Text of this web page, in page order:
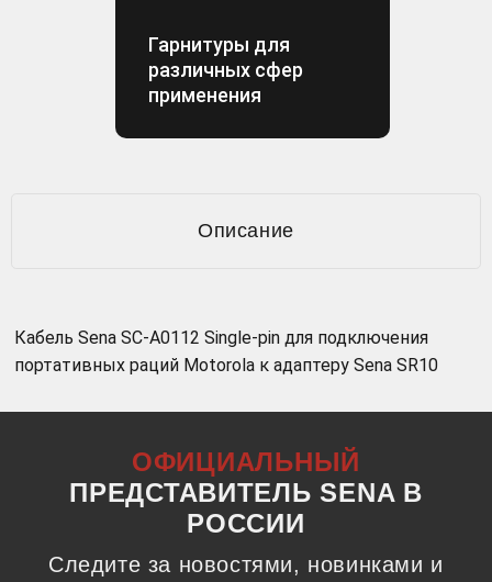
Гарнитуры для
различных сфер
применения
Описание
Кабель Sena SC-A0112 Single-pin для подключения
портативных раций Motorola к адаптеру Sena SR10
ОФИЦИАЛЬНЫЙ
ПРЕДСТАВИТЕЛЬ SENA В
РОССИИ
Следите за новостями, новинками и